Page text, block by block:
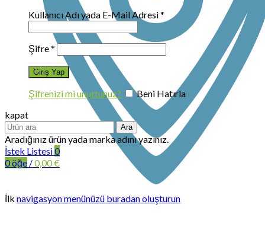
Kullanıcı Adı yada E-Mail Adresi*
Şifre*
Şifrenizi mi unuttunuz?
Beni Hatırla
kapat
Ara
Aradığınız ürün yada marka adını yazınız.
İstek Listesi0
0öğe /0,00€
İlk navigasyon menünüzü buradan oluşturun